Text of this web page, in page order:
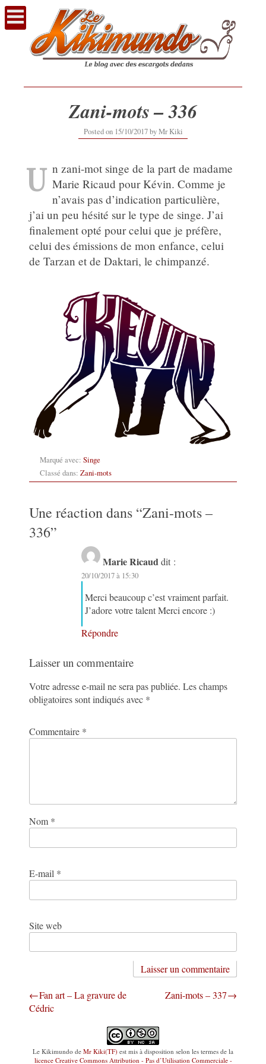
Voir
contenu
Zani-mots – 336
Posted on 15/10/201712/09/2019
byMr Kiki
U n zani-mot singe de la part de madame
Marie Ricaud pour Kévin. Comme je
n’avais pas d’indication particulière,
j’ai un peu hésité sur le type de singe. J’ai
finalement opté pour celui que je préfère,
celui des émissions de mon enfance, celui
de Tarzan et de Daktari, le chimpanzé.
Marqué avec: Singe
Classé dans: Zani-mots
Une réaction dans “Zani-mots –
336”
Marie Ricaud dit :
20/10/2017 à 15:30
Merci beaucoup c’est vraiment parfait.
J’adore votre talent Merci encore :)
Répondre
Laisser un commentaire
Votre adresse e-mail ne sera pas publiée. Les champs
obligatoires sont indiqués avec *
Commentaire *
Nom *
E-mail *
Site web
Navigation
de
Fan art – La gravure de
Cédric
Zani-mots – 337
Le Kikimundo de Mr Kiki(TF) est mis à disposition selon les termes de la
licence Creative Commons Attribution - Pas d’Utilisation Commerciale -